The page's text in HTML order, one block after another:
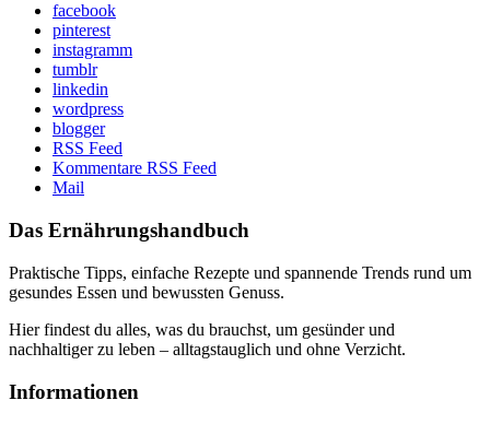
facebook
pinterest
instagramm
tumblr
linkedin
wordpress
blogger
RSS Feed
Kommentare RSS Feed
Mail
Das Ernährungshandbuch
Praktische Tipps, einfache Rezepte und spannende Trends rund um
gesundes Essen und bewussten Genuss.
Hier findest du alles, was du brauchst, um gesünder und
nachhaltiger zu leben – alltagstauglich und ohne Verzicht.
Informationen